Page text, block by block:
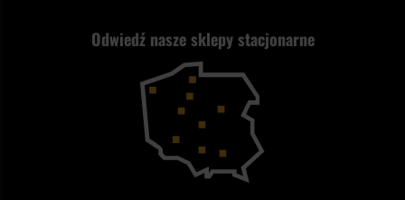
Reklamacje i gwarancja
Odwiedź nasze sklepy stacjonarne
Kupony i kody rabatowe
Plecak ewakuacyjny preppersa
Samoobrona